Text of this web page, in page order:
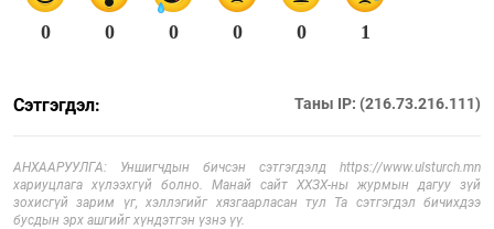
0 0 0 0 0 1
Сэтгэгдэл: Таны IP: (216.73.216.111)
АНХААРУУЛГА: Уншигчдын бичсэн сэтгэгдэлд https://www.ulsturch.mn
хариуцлага хүлээхгүй болно. Манай сайт ХХЗХ-ны журмын дагуу зүй
зохисгүй зарим үг, хэллэгийг хязгаарласан тул Та сэтгэгдэл бичихдээ
бусдын эрх ашгийг хүндэтгэн үзнэ үү.